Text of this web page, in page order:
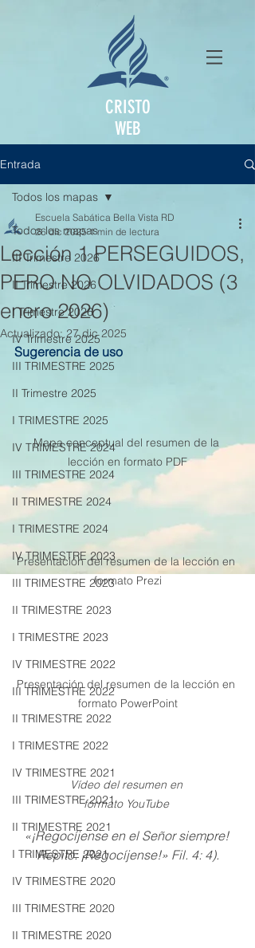
CRISTO
WEB
Entrada
Todos los mapas
III Trimestre 2026
II Trimestre 2026
I Trimestre 2026
IV Trimestre 2025
III TRIMESTRE 2025
II Trimestre 2025
I TRIMESTRE 2025
IV TRIMESTRE 2024
III TRIMESTRE 2024
II TRIMESTRE 2024
I TRIMESTRE 2024
IV TRIMESTRE 2023
III TRIMESTRE 2023
II TRIMESTRE 2023
I TRIMESTRE 2023
IV TRIMESTRE 2022
III TRIMESTRE 2022
II TRIMESTRE 2022
I TRIMESTRE 2022
IV TRIMESTRE 2021
III TRIMESTRE 2021
II TRIMESTRE 2021
I TRIMESTRE 2021
IV TRIMESTRE 2020
III TRIMESTRE 2020
II TRIMESTRE 2020
Todos los mapas
Lección 1 PERSEGUIDOS,
PERO NO OLVIDADOS (3
enero 2026)
Escuela Sabática Bella Vista RD
26 dic 2025 1 min de lectura
Actualizado:27 dic 2025
Sugerencia de uso
Mapa conceptual del resumen de la
lección en formato PDF
Presentación del resumen de la lección en
formato Prezi
Presentación del resumen de la lección en
formato PowerPoint
Vídeo del resumen en
formato YouTube
«¡Regocíjense en el Señor siempre!
Repito: ¡Regocíjense!» Fil. 4: 4).